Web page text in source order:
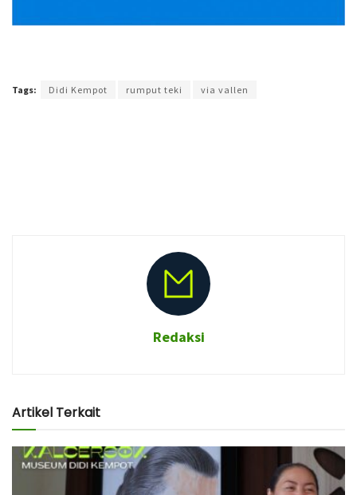
Tags: Didi Kempot rumput teki via vallen
Redaksi
Artikel Terkait